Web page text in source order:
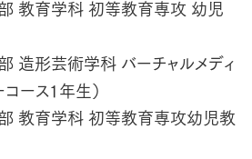
教育学科 初等教育専攻 幼児
造形芸術学科 バーチャルメディ
コース1年生）
教育学科 初等教育専攻幼児教